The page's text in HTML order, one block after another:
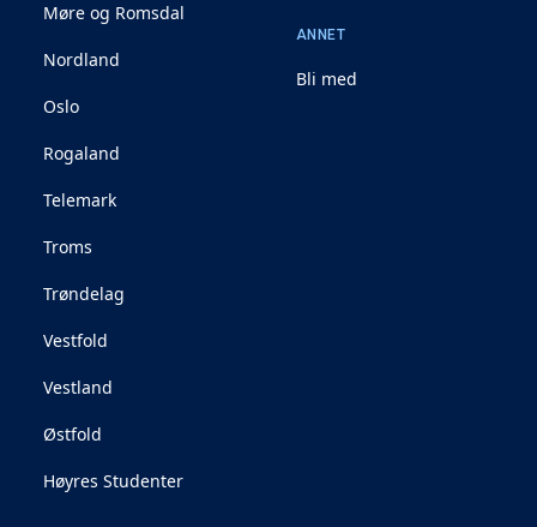
Møre og Romsdal
Nordland
Oslo
Rogaland
Telemark
Troms
Trøndelag
Vestfold
Vestland
Østfold
Høyres Studenter
ANNET
Bli med